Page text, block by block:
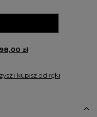
zł
i kupisz od ręki